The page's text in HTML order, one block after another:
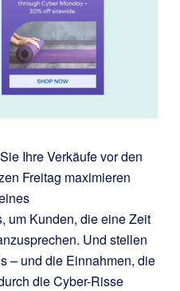
Ihre Verkäufe vor den
Freitag maximieren
um Kunden, die eine Zeit
Und stellen
– und die Einnahmen, die
die Cyber-Risse